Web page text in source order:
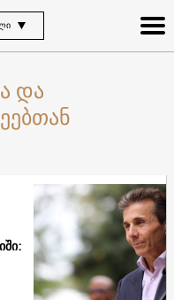
და